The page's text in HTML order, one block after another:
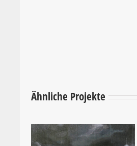
Ähnliche Projekte